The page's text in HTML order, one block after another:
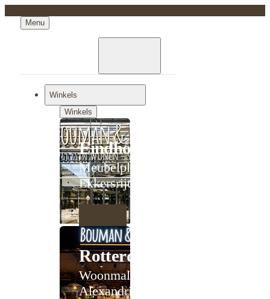
Menu
Winkels
Winkels
Eindhoven
Meubelplein
Ekkersrijt
Rotterdam
Woonmall
Alexandrium